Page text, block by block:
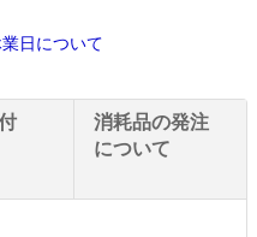
日について
消耗品の発注
について